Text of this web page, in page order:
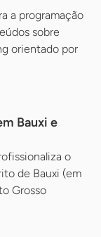
a programação
sobre
orientado por
Bauxi e
o
de Bauxi (em
Grosso